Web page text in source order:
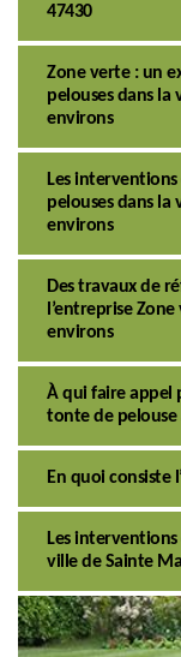
47430
Zone verte : un
pelouses dans la
environs
Les
pelouses dans la
environs
Des travaux de
l’entreprise
environs
À qui faire appel
tonte de pelouse
En quoi consiste
Les
ville de Sainte